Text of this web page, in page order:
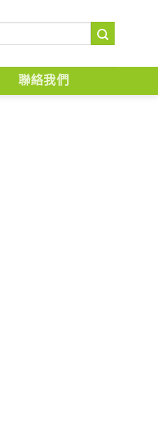
聯絡我們